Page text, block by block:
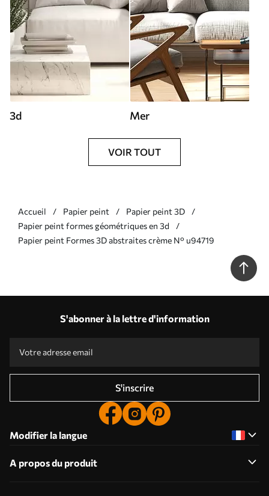
3d Mer
VOIR TOUT
Accueil Papier peint
Papier peint 3D
Papier peint formes géométriques en 3d
Papier peint Formes 3D abstraites crème N° u94719
S'abonner à la lettre d'information
S'inscrire
Modifier la langue
A propos du produit